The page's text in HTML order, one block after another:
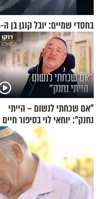
בחסדי שמיים: יובל קוגן בן ה-4 אותר לאחר יממה של חיפושים
"אם שכחתי לנשום – הייתי
נחנק": יוחאי לוי בסיפור חיים
מעורר השראה